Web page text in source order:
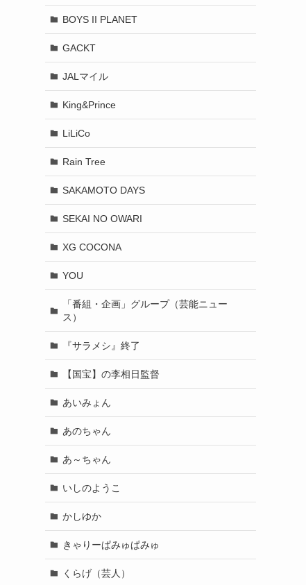
BOYS II PLANET
GACKT
JALマイル
King&Prince
LiLiCo
Rain Tree
SAKAMOTO DAYS
SEKAI NO OWARI
XG COCONA
YOU
「番組・企画」グループ（芸能ニュー
ス）
『サラメシ』終了
【国宝】の李相日監督
あいみょん
あのちゃん
あ～ちゃん
いしのようこ
かしゆか
きゃりーぱみゅぱみゅ
くらげ（芸人）